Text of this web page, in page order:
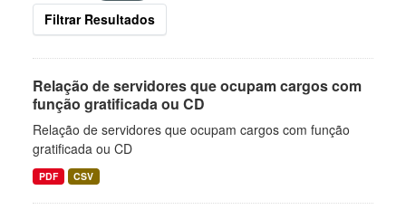
Filtrar Resultados
Relação de servidores que ocupam cargos com
função gratificada ou CD
Relação de servidores que ocupam cargos com função
gratificada ou CD
PDF CSV